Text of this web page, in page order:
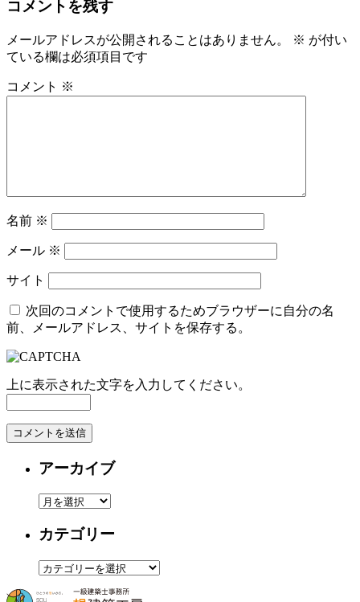
コメントを残す
メールアドレスが公開されることはありません。 ※ が付い
ている欄は必須項目です
コメント ※
名前 ※
メール ※
サイト
次回のコメントで使用するためブラウザーに自分の名
前、メールアドレス、サイトを保存する。
上に表示された文字を入力してください。
アーカイブ
ア
カ
ブ
カテゴリー
カ